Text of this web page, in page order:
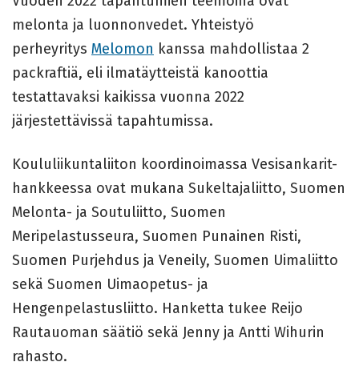
melonta ja luonnonvedet. Yhteistyö
perheyritys Melomon kanssa mahdollistaa 2
packraftiä, eli ilmatäytteistä kanoottia
testattavaksi kaikissa vuonna 2022
järjestettävissä tapahtumissa.
Koululiikuntaliiton koordinoimassa Vesisankarit-
hankkeessa ovat mukana Sukeltajaliitto, Suomen
Melonta- ja Soutuliitto, Suomen
Meripelastusseura, Suomen Punainen Risti,
Suomen Purjehdus ja Veneily, Suomen Uimaliitto
sekä Suomen Uimaopetus- ja
Hengenpelastusliitto. Hanketta tukee Reijo
Rautauoman säätiö sekä Jenny ja Antti Wihurin
rahasto.